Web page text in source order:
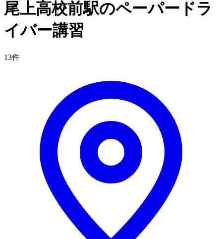
尾上高校前駅のペーパードラ
イバー講習
13件